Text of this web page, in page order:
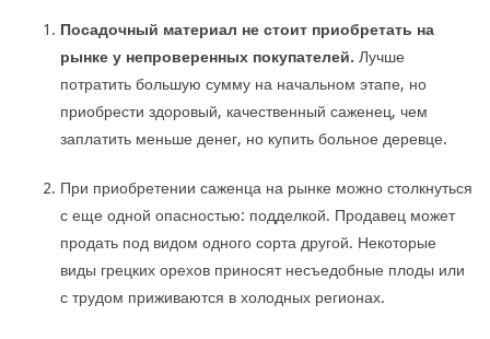
Посадочный материал не стоит приобретать на
рынке у непроверенных покупателей. Лучше
потратить большую сумму на начальном этапе, но
приобрести здоровый, качественный саженец, чем
заплатить меньше денег, но купить больное деревце.
При приобретении саженца на рынке можно столкнуться
с еще одной опасностью: подделкой. Продавец может
продать под видом одного сорта другой. Некоторые
виды грецких орехов приносят несъедобные плоды или
с трудом приживаются в холодных регионах.